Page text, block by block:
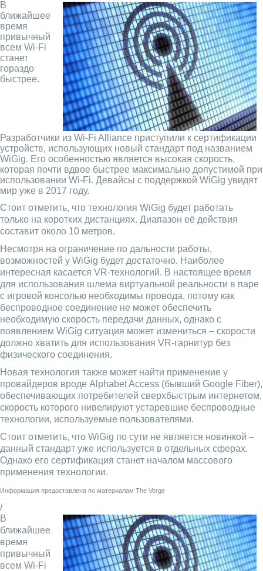
В
ближайшее
время
привычный
всем Wi-Fi
станет
гораздо
быстрее.
Разработчики из Wi-Fi Alliance приступили к сертификации
устройств, использующих новый стандарт под названием
WiGig. Его особенностью является высокая скорость,
которая почти вдвое быстрее максимально допустимой при
использовании Wi-Fi. Девайсы с поддержкой WiGig увидят
мир уже в 2017 году.
Стоит отметить, что технология WiGig будет работать
только на коротких дистанциях. Диапазон её действия
составит около 10 метров.
Несмотря на ограничение по дальности работы,
возможностей у WiGig будет достаточно. Наиболее
интересная касается VR-технологий. В настоящее время
для использования шлема виртуальной реальности в паре
с игровой консолью необходимы провода, потому как
беспроводное соединение не может обеспечить
необходимую скорость передачи данных, однако с
появлением WiGig ситуация может измениться – скорости
должно хватить для использования VR-гарнитур без
физического соединения.
Новая технология также может найти применение у
провайдеров вроде Alphabet Access (бывший Google Fiber),
обеспечивающих потребителей сверхбыстрым интернетом,
скорость которого нивелируют устаревшие беспроводные
технологии, используемые пользователями.
Стоит отметить, что WiGig по сути не является новинкой –
данный стандарт уже используется в отдельных сферах.
Однако его сертификация станет началом массового
применения технологии.
Информация предоставлена по материалам The Verge
/
В
ближайшее
время
привычный
всем Wi-Fi